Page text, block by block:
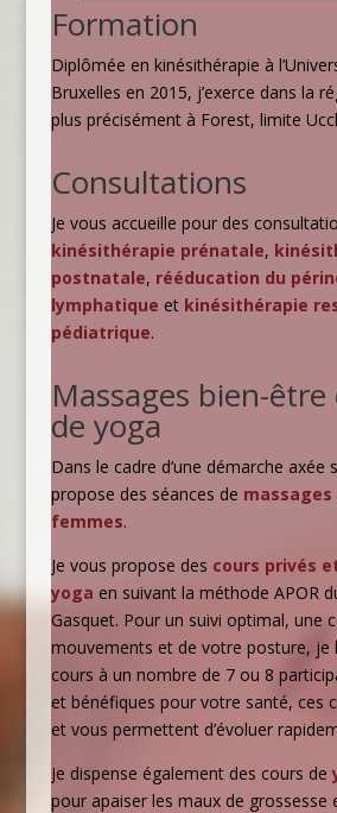
Formation
Diplômée en kinésithérapie à
Bruxelles en 2015, j’exerce dans la
plus précisément à Forest, limite
Consultations
Je vous accueille pour des
kinésithérapie prénatale,
postnatale, rééducation du
lymphatique et kinésithérapie
pédiatrique.
Massages bien-
de yoga
Dans le cadre d’une démarche axée
propose des séances de
femmes.
Je vous propose des cours privés
yoga en suivant la méthode APOR
Gasquet. Pour un suivi optimal, une
mouvements et de votre posture, je
cours à un nombre de 7 ou 8
et bénéfiques pour votre santé, ces
et vous permettent d’évoluer
Je dispense également des cours de
pour apaiser les maux de grossesse